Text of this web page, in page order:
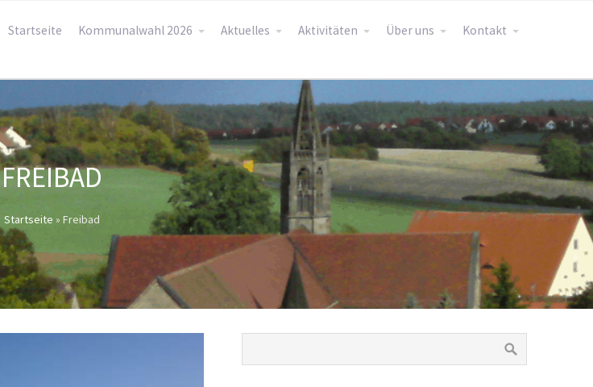
Startseite Kommunalwahl 2026 Aktuelles Aktivitäten Über uns Kontakt
FREIBAD
Startseite » Freibad